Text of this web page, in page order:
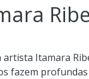
Itamara
fazem